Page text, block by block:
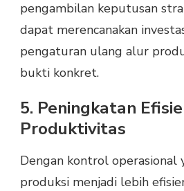
pengambilan keputusan
dapat merencanakan
pengaturan ulang alur
bukti konkret.
5. Peningkatan
Produktivitas
Dengan kontrol operasional
produksi menjadi lebih